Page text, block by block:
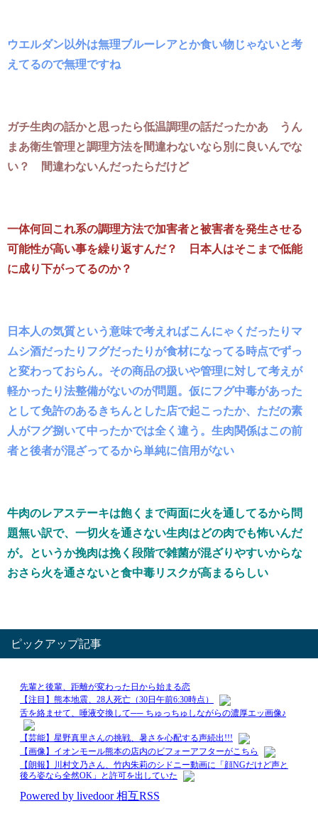
ウエルダン以外は無理ブルーレアとか食い物じゃないと考
えてるので無理ですね
ガチ生肉の話かと思ったら低温調理の話だったかあ うん
まあ衛生管理と調理方法を間違わないなら別に良いんでな
い？ 間違わないんだったらだけど
一体何回これ系の調理方法で加害者と被害者を発生させる
可能性が高い事を繰り返すんだ？ 日本人はそこまで低能
に成り下がってるのか？
日本人の気質という意味で考えればこんにゃくだったりマ
ムシ酒だったりフグだったりが食材になってる時点でずっ
と変わっておらん。その商品の扱いや管理に対して考えが
軽かったり法整備がないのが問題。仮にフグ中毒があった
として免許のあるきちんとした店で起こったか、ただの素
人がフグ捌いて中ったかでは全く違う。生肉関係はこの前
者と後者が混ざってるから単純に信用がない
牛肉のレアステーキは飽くまで両面に火を通してるから問
題無い訳で、一切火を通さない生肉はどの肉でも怖いんだ
が。というか挽肉は挽く段階で雑菌が混ざりやすいからな
おさら火を通さないと食中毒リスクが高まるらしい
ピックアップ記事